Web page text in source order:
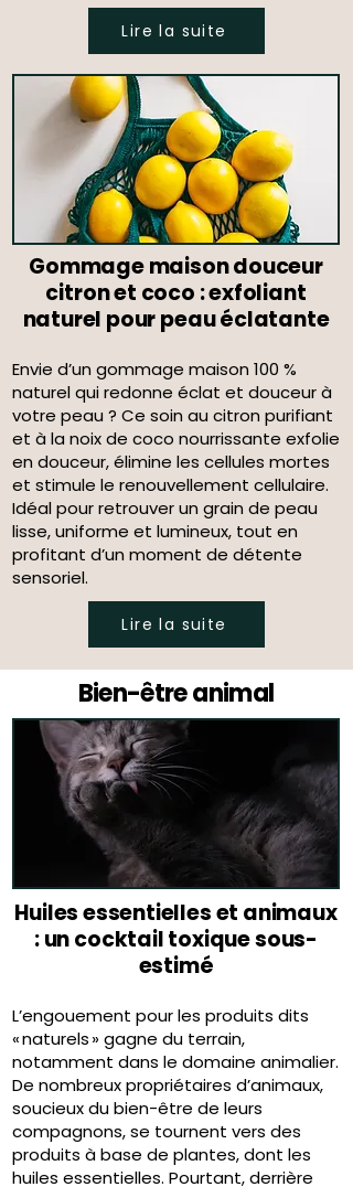
Lire la suite
Gommage maison douceur
citron et coco : exfoliant
naturel pour peau éclatante
Envie d’un gommage maison 100 %
naturel qui redonne éclat et douceur à
votre peau ? Ce soin au citron purifiant
et à la noix de coco nourrissante exfolie
en douceur, élimine les cellules mortes
et stimule le renouvellement cellulaire.
Idéal pour retrouver un grain de peau
lisse, uniforme et lumineux, tout en
profitant d’un moment de détente
sensoriel.
Lire la suite
Bien-être animal
Huiles essentielles et animaux
: un cocktail toxique sous-
estimé
L’engouement pour les produits dits
« naturels » gagne du terrain,
notamment dans le domaine animalier.
De nombreux propriétaires d’animaux,
soucieux du bien-être de leurs
compagnons, se tournent vers des
produits à base de plantes, dont les
huiles essentielles. Pourtant, derrière